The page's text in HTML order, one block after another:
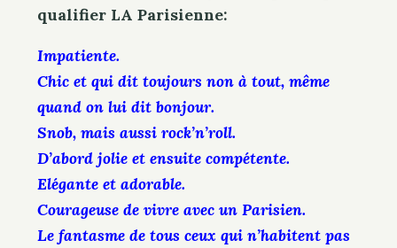
qualifier LA Parisienne:
Impatiente.
Chic et qui dit toujours non à tout, même
quand on lui dit bonjour.
Snob, mais aussi rock’n’roll.
D’abord jolie et ensuite compétente.
Elégante et adorable.
Courageuse de vivre avec un Parisien.
Le fantasme de tous ceux qui n’habitent pas